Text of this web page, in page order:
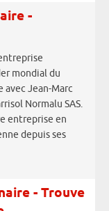
-
mondial du
Jean-Marc
Normalu SAS.
entreprise en
depuis ses
- Trouve